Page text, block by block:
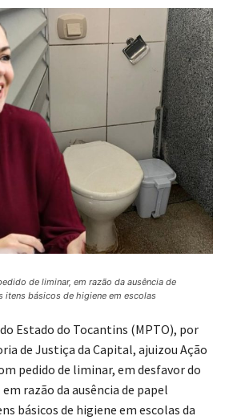
de liminar, em razão da ausência de
itens básicos de higiene em escolas
Estado do Tocantins (MPTO), por
de Justiça da Capital, ajuizou Ação
pedido de liminar, em desfavor do
razão da ausência de papel
básicos de higiene em escolas da